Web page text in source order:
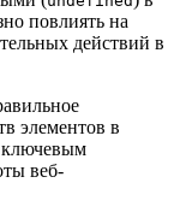
повлиять на
действий в
элементов в
ключевым
веб-